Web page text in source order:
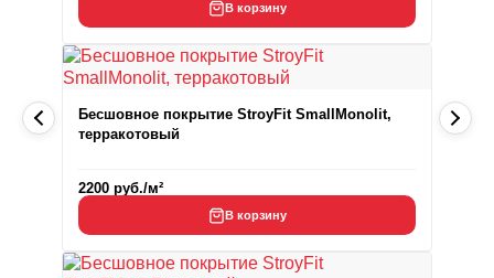
В корзину
Бесшовное покрытие StroyFit SmallMonolit,
терракотовый
2200 руб./м²
В корзину